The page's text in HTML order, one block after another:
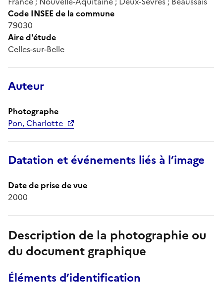
Code INSEE de la commune
79030
Aire d'étude
Celles-sur-Belle
Auteur
Photographe
Pon, Charlotte
Datation et événements liés à l’image
Date de prise de vue
2000
Description de la photographie ou
du document graphique
Éléments d’identification